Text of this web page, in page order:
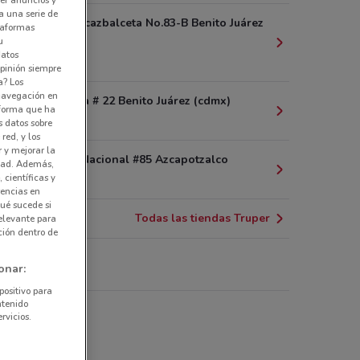
Joaquín G. Icazbalceta No.83-B Benito Juárez
5.8 km
Corregidora # 22 Benito Juárez (cdmx)
6.3 km
Av. Marina Nacional #85 Azcapotzalco
7 km
Todas las tiendas Truper
y bricolaje
una serie de
siempre
Los
en
que ha
datos sobre
y los
y mejorar la
Además,
científicas y
en
sucede si
para
dentro de
para